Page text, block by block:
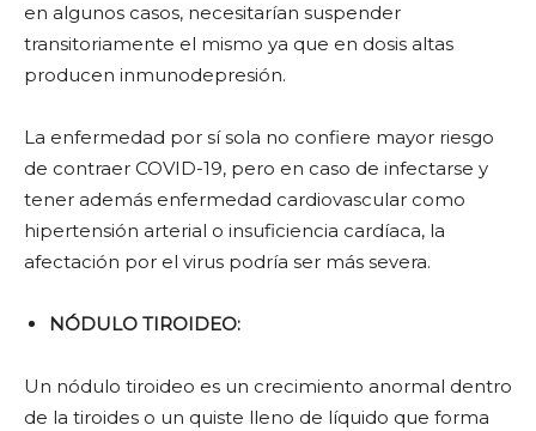
en algunos casos, necesitarían suspender
transitoriamente el mismo ya que en dosis altas
producen inmunodepresión.
La enfermedad por sí sola no confiere mayor riesgo
de contraer COVID-19, pero en caso de infectarse y
tener además enfermedad cardiovascular como
hipertensión arterial o insuficiencia cardíaca, la
afectación por el virus podría ser más severa.
NÓDULO TIROIDEO:
Un nódulo tiroideo es un crecimiento anormal dentro
de la tiroides o un quiste lleno de líquido que forma